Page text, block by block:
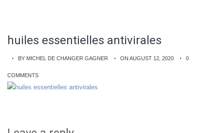
huiles essentielles antivirales
BY MICHEL DE CHANGER GAGNER ON AUGUST 12, 2020 0
COMMENTS